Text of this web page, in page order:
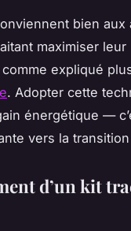
bien aux
maximiser leur
expliqué
. Adopter cette
énergétique —
vers la
d’un kit